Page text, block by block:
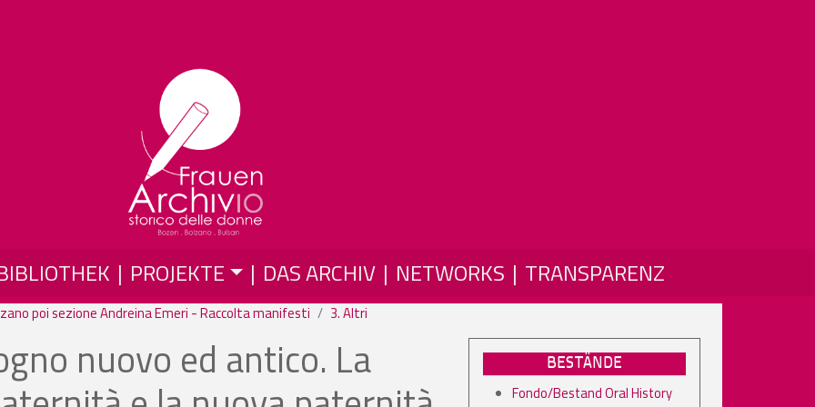
PROJEKTE DAS ARCHIV NETWORKS TRANSPARENZ
poi sezione Andreina Emeri - Raccolta manifesti 3. Altri
nuovo ed antico. La BESTÄNDE
Fondo/Bestand Oral History